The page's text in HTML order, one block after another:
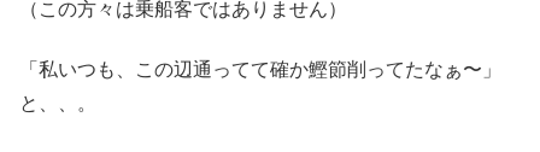
（この方々は乗船客ではありません）
「私いつも、この辺通ってて確か鰹節削ってたなぁ〜」
と、、。